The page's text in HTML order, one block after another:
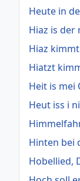
Heute in
Hiaz is der
Hiaz
Hiatzt
Heit is mei
Heut iss i
Hinten bei
Hobellied,